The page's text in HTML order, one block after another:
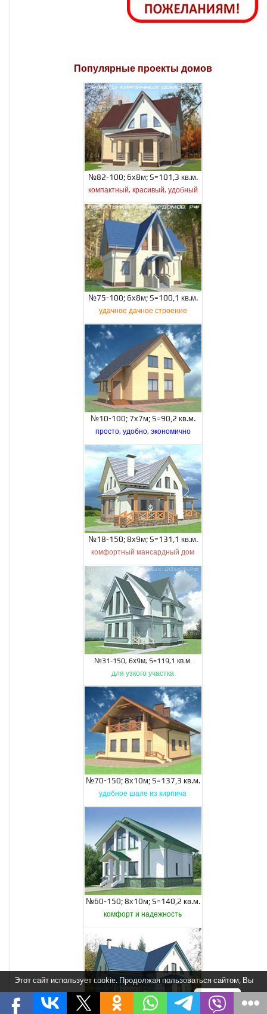
Популярные проекты домов
№82-100; 6х8м; S=101,3 кв.м.
компактный, красивый, удобный
№75-100; 6х8м; S=100,1 кв.м.
удачное дачное строение
№10-100; 7х7м; S=90,2 кв.м.
просто, удобно, экономично
№18-150; 8х9м; S=131,1 кв.м.
комфортный мансардный дом
№31-150; 6х9м; S=119,1 кв.м.
для узкого участка
№70-150; 8х10м; S=137,3 кв.м.
удобное шале из кирпича
№60-150; 8х10м; S=140,2 кв.м.
комфорт и надежность
Этот сайт использует cookie. Продолжая пользоваться сайтом, Вы
соглашаетесь на использование нами cookie. Я понимаю